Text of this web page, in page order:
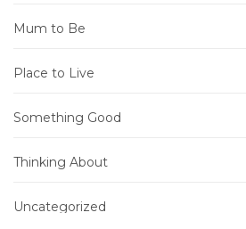
Mum to Be
Place to Live
Something Good
Thinking About
Uncategorized